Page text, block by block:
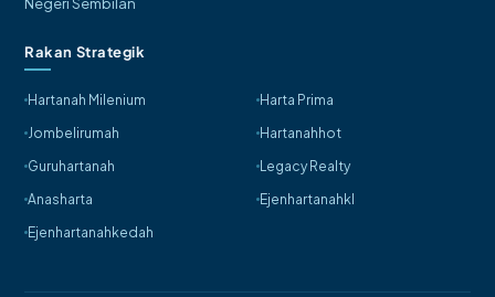
Rakan Strategik
Hartanah Milenium
Harta Prima
Jombelirumah
Hartanahhot
Guruhartanah
Legacy Realty
Anasharta
Ejenhartanahkl
Ejenhartanahkedah